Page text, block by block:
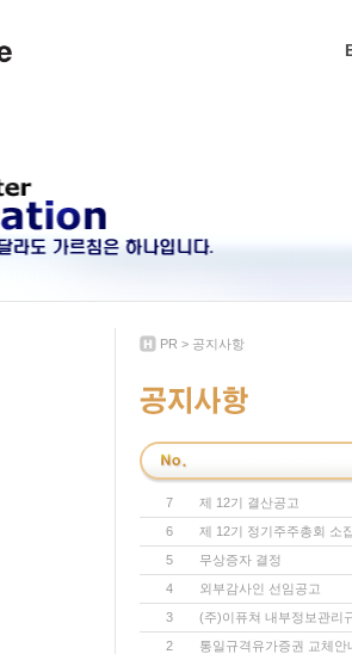
PR > 공지사항
7
제 12기 결산공고
6
제 12기 정기주주총회 소
5
무상증자 결정
4
외부감사인 선임공고
3
(주)이퓨쳐 내부정보관리
2
통일규격유가증권 교체안